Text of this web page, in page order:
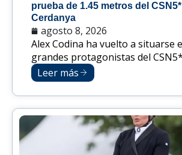
prueba de 1.45 metros del
Cerdanya
agosto 8, 2026
Alex Codina ha vuelto a situarse
grandes protagonistas del CSN5*
Leer más